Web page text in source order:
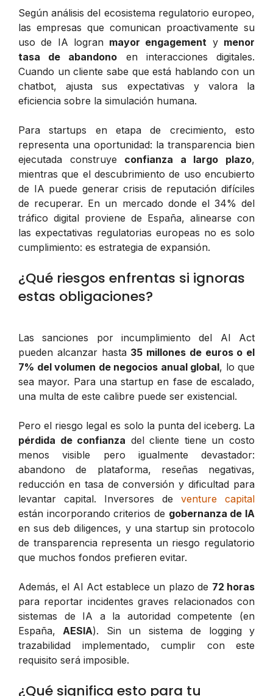
Según análisis del ecosistema regulatorio europeo,
las empresas que comunican proactivamente su
uso de IA logran mayor engagement y menor
tasa de abandono en interacciones digitales.
Cuando un cliente sabe que está hablando con un
chatbot, ajusta sus expectativas y valora la
eficiencia sobre la simulación humana.
Para startups en etapa de crecimiento, esto
representa una oportunidad: la transparencia bien
ejecutada construye confianza a largo plazo,
mientras que el descubrimiento de uso encubierto
de IA puede generar crisis de reputación difíciles
de recuperar. En un mercado donde el 34% del
tráfico digital proviene de España, alinearse con
las expectativas regulatorias europeas no es solo
cumplimiento: es estrategia de expansión.
¿Qué riesgos enfrentas si ignoras
estas obligaciones?
Las sanciones por incumplimiento del AI Act
pueden alcanzar hasta 35 millones de euros o el
7% del volumen de negocios anual global, lo que
sea mayor. Para una startup en fase de escalado,
una multa de este calibre puede ser existencial.
Pero el riesgo legal es solo la punta del iceberg. La
pérdida de confianza del cliente tiene un costo
menos visible pero igualmente devastador:
abandono de plataforma, reseñas negativas,
reducción en tasa de conversión y dificultad para
levantar capital. Inversores de venture capital
están incorporando criterios de gobernanza de IA
en sus deb diligences, y una startup sin protocolo
de transparencia representa un riesgo regulatorio
que muchos fondos prefieren evitar.
Además, el AI Act establece un plazo de 72 horas
para reportar incidentes graves relacionados con
sistemas de IA a la autoridad competente (en
España,AESIA). Sin un sistema de logging y
trazabilidad implementado, cumplir con este
requisito será imposible.
¿Qué significa esto para tu